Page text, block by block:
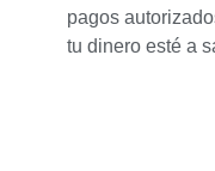
pagos
tu dinero esté a